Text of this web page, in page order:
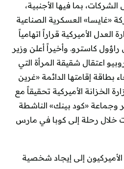
بما فيها الأجنبية،
«غايسا» العسكرية الصناعية
الأميركية قراراً اتهامياً
كاسترو. وأخيراً أعلن وزير
اعتقال شقيقة المرأة التي
بطاقة إقامتها الدائمة «غرين
الخزانة الأميركية تحقيقاً مع
وجماعة «كود بينك» الناشطة
خلال رحلة إلى كوبا في مارس
إلى إيجاد شخصية